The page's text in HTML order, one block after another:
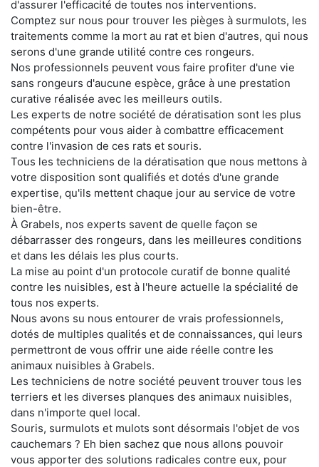
d'assurer l'efficacité de toutes nos interventions.
Comptez sur nous pour trouver les pièges à surmulots, les
traitements comme la mort au rat et bien d'autres, qui nous
serons d'une grande utilité contre ces rongeurs.
Nos professionnels peuvent vous faire profiter d'une vie
sans rongeurs d'aucune espèce, grâce à une prestation
curative réalisée avec les meilleurs outils.
Les experts de notre société de dératisation sont les plus
compétents pour vous aider à combattre efficacement
contre l'invasion de ces rats et souris.
Tous les techniciens de la dératisation que nous mettons à
votre disposition sont qualifiés et dotés d'une grande
expertise, qu'ils mettent chaque jour au service de votre
bien-être.
À Grabels, nos experts savent de quelle façon se
débarrasser des rongeurs, dans les meilleures conditions
et dans les délais les plus courts.
La mise au point d'un protocole curatif de bonne qualité
contre les nuisibles, est à l'heure actuelle la spécialité de
tous nos experts.
Nous avons su nous entourer de vrais professionnels,
dotés de multiples qualités et de connaissances, qui leurs
permettront de vous offrir une aide réelle contre les
animaux nuisibles à Grabels.
Les techniciens de notre société peuvent trouver tous les
terriers et les diverses planques des animaux nuisibles,
dans n'importe quel local.
Souris, surmulots et mulots sont désormais l'objet de vos
cauchemars ? Eh bien sachez que nous allons pouvoir
vous apporter des solutions radicales contre eux, pour